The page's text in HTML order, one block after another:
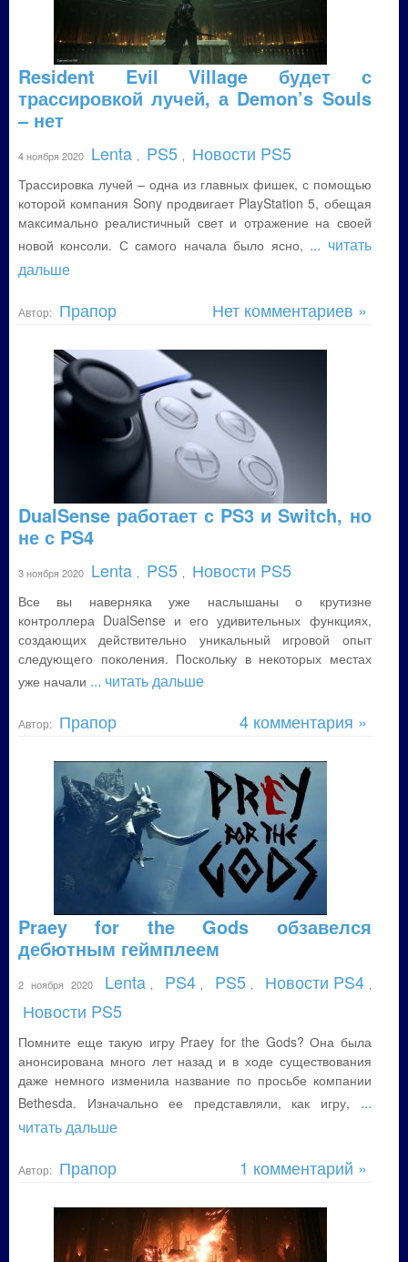
Resident Evil Village будет с
трассировкой лучей, а Demon’s Souls
– нет
4 ноября 2020 Lenta PS5 Новости PS5
Трассировка лучей – одна из главных фишек, с помощью
которой компания Sony продвигает PlayStation 5, обещая
максимально реалистичный свет и отражение на своей
новой консоли. С самого начала было ясно, ... читать
дальше
Автор: Прапор Нет комментариев »
DualSense работает с PS3 и Switch, но
не с PS4
3 ноября 2020 Lenta PS5 Новости PS5
Все вы наверняка уже наслышаны о крутизне
контроллера DualSense и его удивительных функциях,
создающих действительно уникальный игровой опыт
следующего поколения. Поскольку в некоторых местах
уже начали ... читать дальше
Автор: Прапор 4 комментария »
Praey for the Gods обзавелся
дебютным геймплеем
2 ноября 2020 Lenta PS4 PS5 Новости PS4
Новости PS5
Помните еще такую игру Praey for the Gods? Она была
анонсирована много лет назад и в ходе существования
даже немного изменила название по просьбе компании
Bethesda. Изначально ее представляли, как игру, ...
читать дальше
Автор: Прапор 1 комментарий »